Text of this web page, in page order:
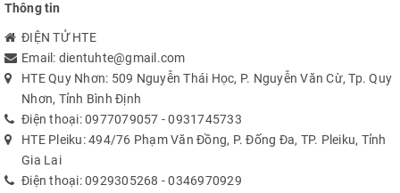
Thông tin
ĐIỆN TỬ HTE
Email: dientuhte@gmail.com
HTE Quy Nhơn: 509 Nguyễn Thái Học, P. Nguyễn Văn Cừ, Tp. Quy
Nhơn, Tỉnh Bình Định
Điện thoại:0977079057 -0931745733
HTE Pleiku: 494/76 Phạm Văn Đồng, P. Đống Đa, TP. Pleiku, Tỉnh
Gia Lai
Điện thoại:0929305268 -0346970929